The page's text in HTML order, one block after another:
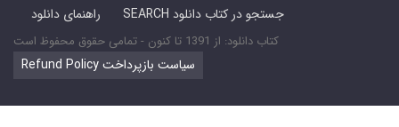
راهنمای دانلود
SEARCH جستجو در کتاب دانلود
کتاب دانلود: از 1391 تا کنون - تمامی حقوق محفوظ است
Refund Policy سیاست بازپرداخت